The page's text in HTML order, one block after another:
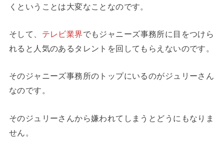
くということは大変なことなのです。
そして、 テレビ業界でもジャニーズ事務所に目をつけら
れると人気のあるタレントを回してもらえないのです。
そのジャニーズ事務所のトップにいるのがジュリーさん
なのです。
そのジュリーさんから嫌われてしまうとどうにもなりま
せん。